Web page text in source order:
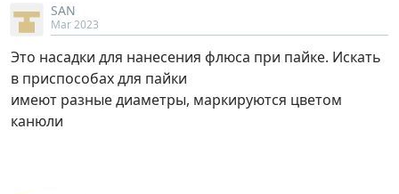
SAN
Mar 2023
Это насадки для нанесения флюса при пайке. Искать
в приспособах для пайки
имеют разные диаметры, маркируются цветом
канюли